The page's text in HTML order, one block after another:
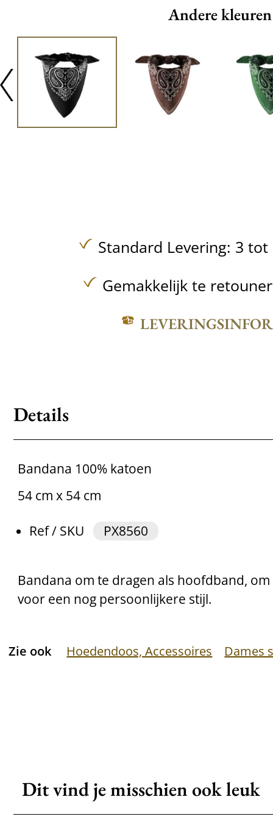
Andere kleuren
Standard Levering: 3
Gemakkelijk te
Details
Bandana 100% katoen
54 cm x 54 cm
Ref / SKU PX8560
Bandana om te dragen als hoofdband,
voor een nog persoonlijkere stijl.
Zie ook Hoedendoos, Accessoires Dames
Dit vind je misschien ook leuk